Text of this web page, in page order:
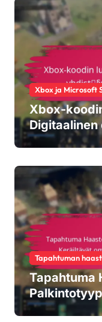
Yhteisön
Xbox ja Microsoft
Xbox-
Digitaalinen
Tapahtuman
Tapahtuma